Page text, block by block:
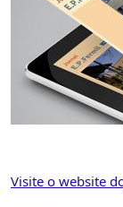
Visite o website